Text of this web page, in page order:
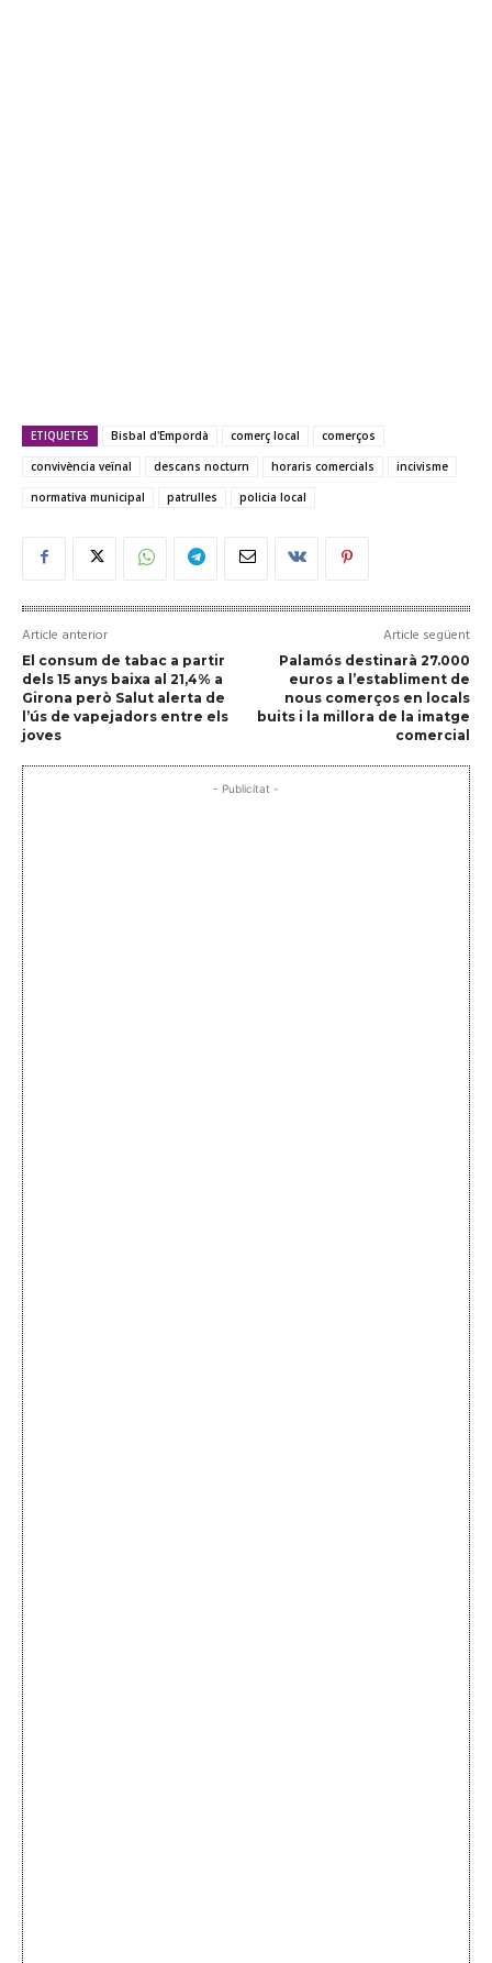
ETIQUETES Bisbal d'Empordà comerç local
comerços
convivència veïnal
descans nocturn horaris comercials
incivisme
normativa municipal
patrulles policia local
Article anterior
El consum de tabac a partir
dels 15 anys baixa al 21,4% a
Girona però Salut alerta de
l’ús de vapejadors entre els
joves
Article següent
Palamós destinarà 27.000
euros a l’establiment de
nous comerços en locals
buits i la millora de la imatge
comercial
- Publicitat -